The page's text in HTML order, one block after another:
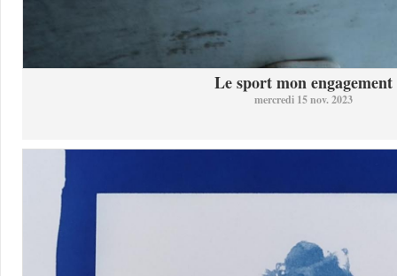
Le sport mon engagement
mercredi 15 nov. 2023